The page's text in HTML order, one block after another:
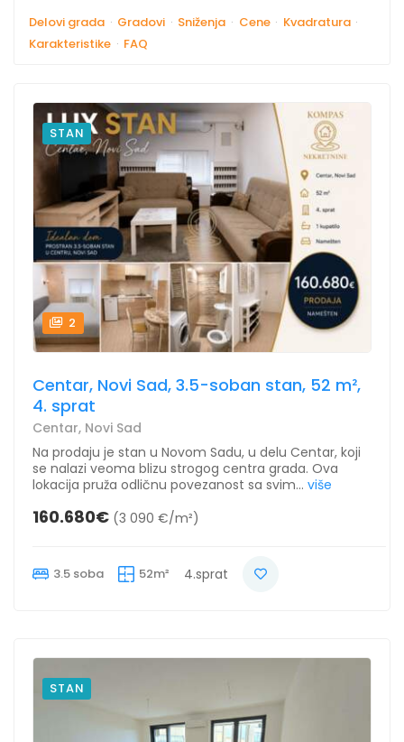
Delovi grada · Gradovi · Sniženja · Cene · Kvadratura ·
Karakteristike · FAQ
STAN
2
Centar, Novi Sad, 3.5-soban stan, 52 m²,
4. sprat
Centar, Novi Sad
Na prodaju je stan u Novom Sadu, u delu Centar, koji
se nalazi veoma blizu strogog centra grada. Ova
lokacija pruža odličnu povezanost sa svim... više
160.680€ (3 090 €/m²)
3.5 soba 52m² 4.sprat
STAN